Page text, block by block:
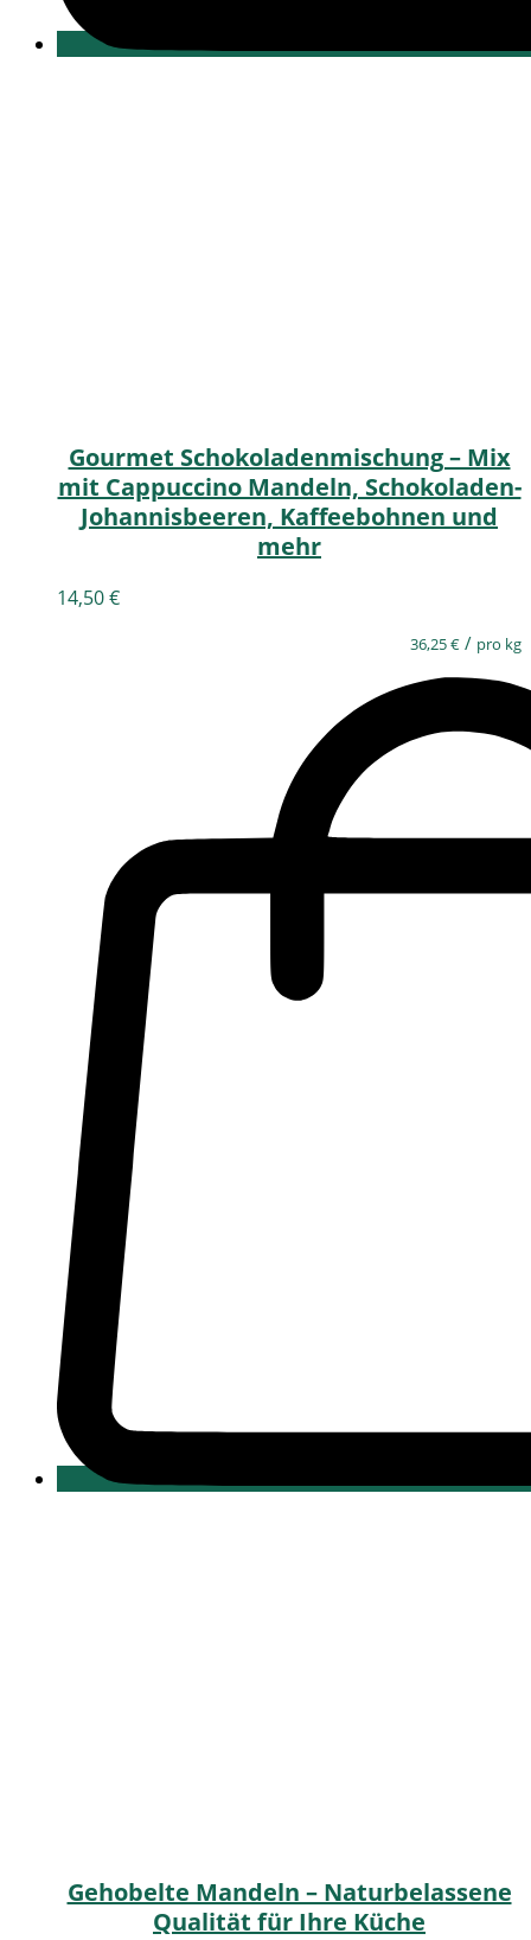
Gourmet Schokoladenmischung – Mix
mit Cappuccino Mandeln, Schokoladen-
Johannisbeeren, Kaffeebohnen und
mehr
14,50€
36,25€ / pro kg
Gehobelte Mandeln – Naturbelassene
Qualität für Ihre Küche